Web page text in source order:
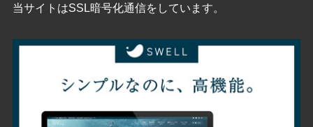
当サイトはSSL暗号化通信をしています。